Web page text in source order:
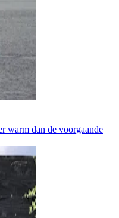
warm dan de voorgaande